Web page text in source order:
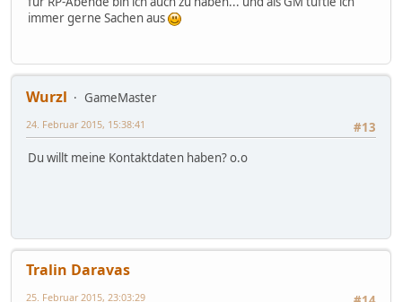
immer gerne Sachen aus
Wurzl
GameMaster
#13
24. Februar 2015, 15:38:41
Du willt meine Kontaktdaten haben? o.o
Tralin Daravas
25. Februar 2015, 23:03:29